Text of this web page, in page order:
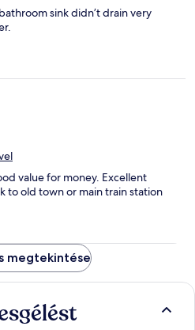
sink didn’t drain very
value for money. Excellent
to old town or main train station
megtekintése